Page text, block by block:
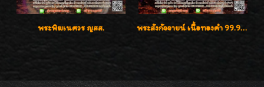
พระพิฆเนศวร ญสส. พระสังกัจจายน์ เนื้อทองคำ 99.99%